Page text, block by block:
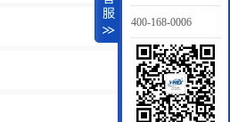
400-168-0006